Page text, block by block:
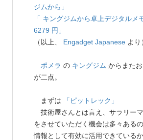
ジムから」
「 キングジムから卓上デジタルメ
6279 円」
（以上、 Engadget Japanese より
ポメラ の キングジム からまた
が二点。
まずは
「ピットレック」
技術屋さんとは言え、サラリー
をさせていただく機会は多々ある
情報として有効に活用できている